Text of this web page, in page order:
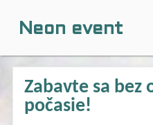
Neon event
Zabavte sa bez
počasie!